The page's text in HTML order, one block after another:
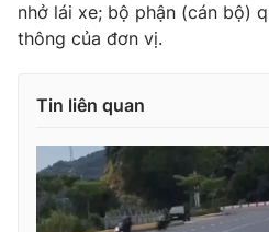
Tư vấn
Chuyên mục khác
Emagazine
Photo
Video
nhở lái xe; bộ phận (cán bộ)
thông của đơn vị.
Tin liên quan